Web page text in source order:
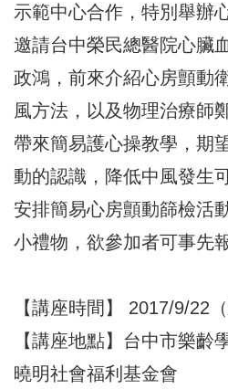
示範中心合作，特別舉辦
邀請台中榮民總醫院心臟
政鴻，前來介紹心房顫動
風方法，以及物理治療師
帶來簡易護心操教學，期
動的認識，降低中風發生
安排簡易心房顫動篩檢活
小禮物，欲參加者可事先
【講座時間】 2017/9/22
【講座地點】台中市樂齡
曉明社會福利基金會